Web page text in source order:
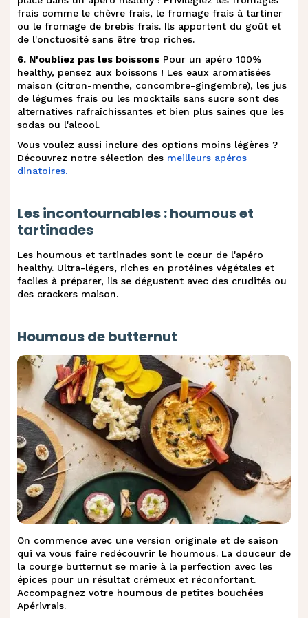
y.
de brebis
z Roulés et wraps légers
{. Crudités, gressins et chips maison
Gressins maison, crudités et dip au
fromage ail et fines herbes
Rillettes de poisson : protéines et
oméga-3
. Cakes salés à partager
Cake poivron et courgette
. Cake Feta-Tomates séchées
frais comme le chèvre frais, le fromage frais à tartiner
ou le fromage de brebis frais. Ils apportent du goût et
de l'onctuosité sans être trop riches.
6. N'oubliez pas les boissons Pour un apéro 100%
healthy, pensez aux boissons ! Les eaux aromatisées
maison (citron-menthe, concombre-gingembre), les jus
de légumes frais ou les mocktails sans sucre sont des
alternatives rafraîchissantes et bien plus saines que les
sodas ou l'alcool.
Vous voulez aussi inclure des options moins légères ?
Découvrez notre sélection des meilleurs apéros
dinatoires.
Les incontournables : houmous et
tartinades
Les houmous et tartinades sont le cœur de l'apéro
healthy. Ultra-légers, riches en protéines végétales et
faciles à préparer, ils se dégustent avec des crudités ou
des crackers maison.
Houmous de butternut
On commence avec une version originale et de saison
qui va vous faire redécouvrir le houmous. La douceur de
la courge butternut se marie à la perfection avec les
épices pour un résultat crémeux et réconfortant.
Accompagnez votre houmous de petites bouchées
Apérivrais.